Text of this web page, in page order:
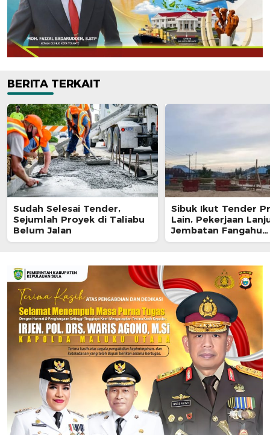
BERITA TERKAIT
Sudah Selesai Tender,
Sejumlah Proyek di Taliabu
Belum Jalan
Sibuk Ikut Tender
Lain, Pekerjaan
Jembatan Fangahu
Terbengkalai